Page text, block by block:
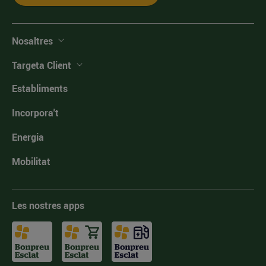
Nosaltres
Targeta Client
Establiments
Incorpora't
Energia
Mobilitat
Les nostres apps